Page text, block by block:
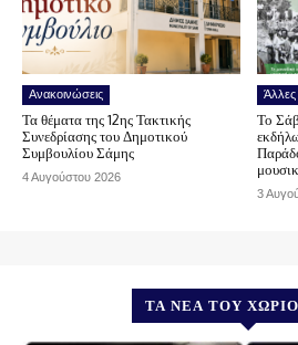
Ανακοινώσεις
Τα θέματα της 12ης Τακτικής
Συνεδρίασης του Δημοτικού
Συμβουλίου Σάμης
4 Αυγούστου 2026
Άλλες
Το
3
ΤΑ ΝΈΑ ΤΟΥ